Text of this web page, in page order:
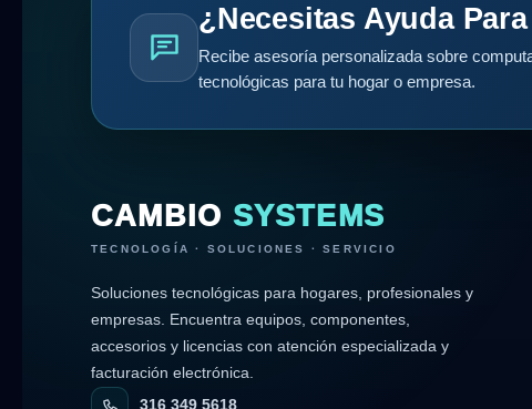
¿Necesitas Ayuda
Recibe asesoría personalizada sobre
tecnológicas para tu hogar o empresa.
CAMBIO SYSTEMS
TECNOLOGÍA · SOLUCIONES · SERVICIO
Soluciones tecnológicas para hogares, profesionales y
empresas. Encuentra equipos, componentes,
accesorios y licencias con atención especializada y
facturación electrónica.
316 349 5618